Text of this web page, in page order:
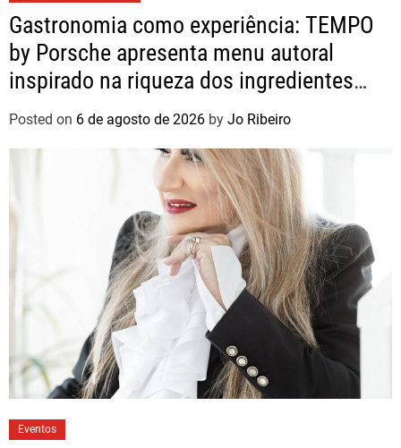
Gastronomia como experiência: TEMPO
by Porsche apresenta menu autoral
inspirado na riqueza dos ingredientes
brasileiros
Posted on 6 de agosto de 2026 by Jo Ribeiro
Eventos